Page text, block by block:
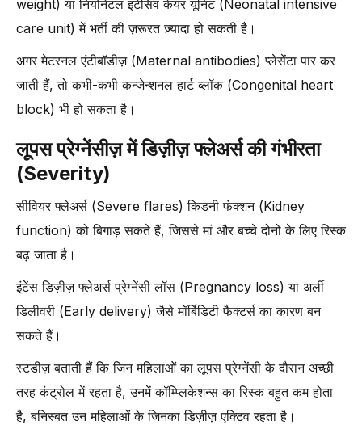
weight) या नियोनेटल इंटेंसिव केयर यूनिट (Neonatal intensive
care unit) में भर्ती की ज़रूरत ज़्यादा हो सकती है।
अगर मेटरनल एंटीबॉडीज़ (Maternal antibodies) प्लेसेंटा पार कर
जाती हैं, तो कभी-कभी कन्जेन्शनल हार्ट ब्लॉक (Congenital heart
block) भी हो सकता है।
लूपस प्रेग्नेंसीज़ में डिज़ीज़ फ्लेअर्स की गंभीरता
(Severity)
सीवियर फ्लेअर्स (Severe flares) किडनी फंक्शन (Kidney
function) को बिगाड़ सकते हैं, जिससे मां और बच्चे दोनों के लिए रिस्क
बढ़ जाता है।
इंटेंस डिज़ीज़ फ्लेअर्स प्रेग्नेंसी लॉस (Pregnancy loss) या अर्ली
डिलीवरी (Early delivery) जैसे मॉर्बिडिटी फैक्टर्स का कारण बन
सकते हैं।
स्टडीज़ बताती हैं कि जिन महिलाओं का लूपस प्रेग्नेंसी के दौरान अच्छी
तरह कंट्रोल में रहता है, उनमें कॉम्प्लिकेशन्स का रिस्क बहुत कम होता
है, बनिस्बत उन महिलाओं के जिनका डिज़ीज़ एक्टिव रहता है।